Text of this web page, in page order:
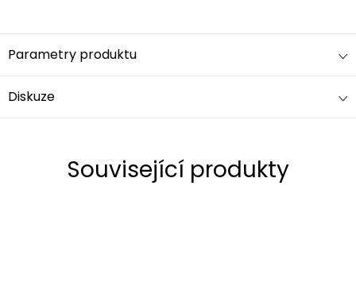
Parametry produktu
Diskuze
Související produkty